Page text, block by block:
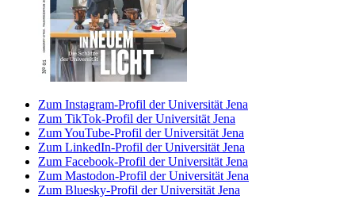
Zum Instagram-Profil der Universität Jena
Zum TikTok-Profil der Universität Jena
Zum YouTube-Profil der Universität Jena
Zum LinkedIn-Profil der Universität Jena
Zum Facebook-Profil der Universität Jena
Zum Mastodon-Profil der Universität Jena
Zum Bluesky-Profil der Universität Jena